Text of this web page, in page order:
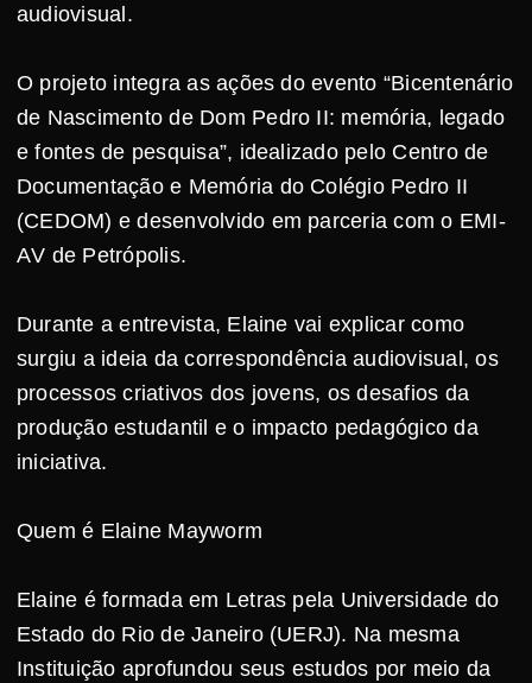
audiovisual.
O projeto integra as ações do evento “Bicentenário
de Nascimento de Dom Pedro II: memória, legado
e fontes de pesquisa”, idealizado pelo Centro de
Documentação e Memória do Colégio Pedro II
(CEDOM) e desenvolvido em parceria com o EMI-
AV de Petrópolis.
Durante a entrevista, Elaine vai explicar como
surgiu a ideia da correspondência audiovisual, os
processos criativos dos jovens, os desafios da
produção estudantil e o impacto pedagógico da
iniciativa.
Quem é Elaine Mayworm
Elaine é formada em Letras pela Universidade do
Estado do Rio de Janeiro (UERJ). Na mesma
Instituição aprofundou seus estudos por meio da